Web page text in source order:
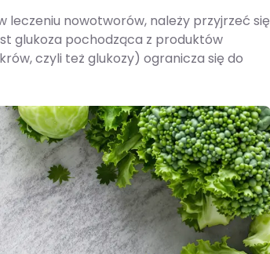
leczeniu nowotworów, należy przyjrzeć się
glukoza pochodząca z produktów
czyli też glukozy) ogranicza się do